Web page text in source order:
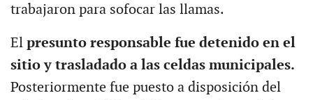
trabajaron para sofocar las llamas.
Elpresunto responsable fue detenido en el
sitio y trasladado a las celdas municipales.
Posteriormente fue puesto a disposición del